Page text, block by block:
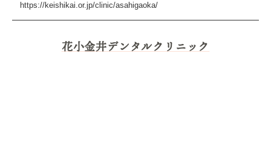
https://keishikai.or.jp/clinic/asahigaoka/
花小金井デンタルクリニック